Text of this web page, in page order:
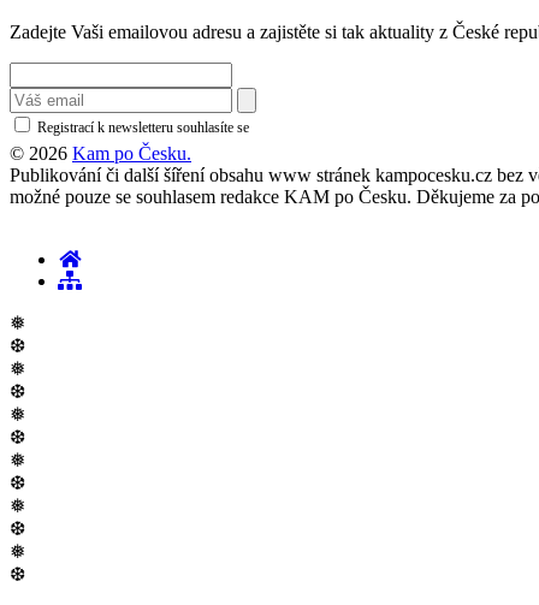
Zadejte Vaši emailovou adresu a zajistěte si tak aktuality z České
Registrací k newsletteru souhlasíte se
© 2026 Kam po Česku.
Publikování či další šíření obsahu www stránek kampocesku.cz bez
možné pouze se souhlasem redakce KAM po Česku. Děkujeme za
❅
❆
❅
❆
❅
❆
❅
❆
❅
❆
❅
❆